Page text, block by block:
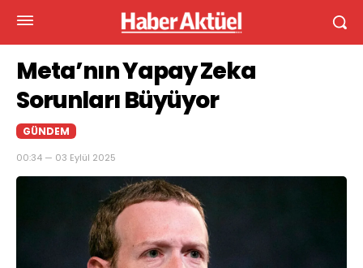
Meta’nın Yapay Zeka
Sorunları Büyüyor
GÜNDEM
00:34 — 03 Eylül 2025